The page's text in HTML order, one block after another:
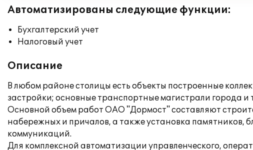
Автоматизированы следующие функции:
Бухгалтерский учет
Налоговый учет
Описание
В любом районе столицы есть объекты построенные
застройки; основные транспортные магистрали города и
Основной объем работ ОАО "Дормост" составляют
набережных и причалов, а также установка памятников,
коммуникаций.
Для комплексной автоматизации управленческого,